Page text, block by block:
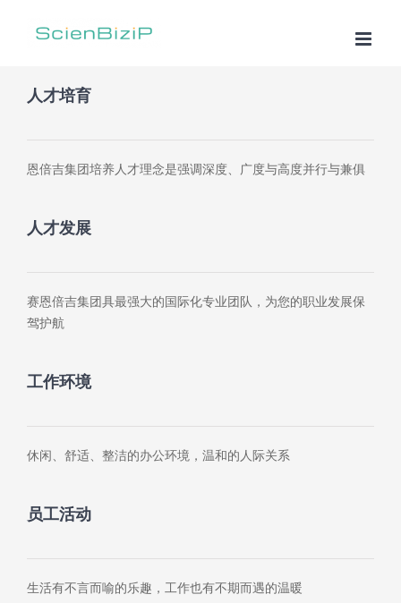
人才培育
恩倍吉集团培养人才理念是强调深度、广度与高度并行与兼俱
人才发展
赛恩倍吉集团具最强大的国际化专业团队，为您的职业发展保
驾护航
工作环境
休闲、舒适、整洁的办公环境，温和的人际关系
员工活动
生活有不言而喻的乐趣，工作也有不期而遇的温暖